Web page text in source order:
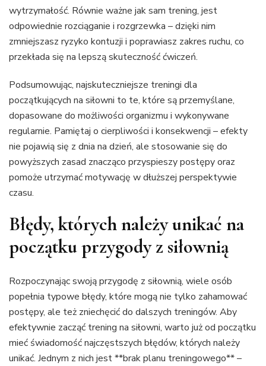
wytrzymałość. Równie ważne jak sam trening, jest
odpowiednie rozciąganie i rozgrzewka – dzięki nim
zmniejszasz ryzyko kontuzji i poprawiasz zakres ruchu, co
przekłada się na lepszą skuteczność ćwiczeń.
Podsumowując, najskuteczniejsze treningi dla
początkujących na siłowni to te, które są przemyślane,
dopasowane do możliwości organizmu i wykonywane
regularnie. Pamiętaj o cierpliwości i konsekwencji – efekty
nie pojawią się z dnia na dzień, ale stosowanie się do
powyższych zasad znacząco przyspieszy postępy oraz
pomoże utrzymać motywację w dłuższej perspektywie
czasu.
Błędy, których należy unikać na
początku przygody z siłownią
Rozpoczynając swoją przygodę z siłownią, wiele osób
popełnia typowe błędy, które mogą nie tylko zahamować
postępy, ale też zniechęcić do dalszych treningów. Aby
efektywnie zacząć trening na siłowni, warto już od początku
mieć świadomość najczęstszych błędów, których należy
unikać. Jednym z nich jest **brak planu treningowego** –